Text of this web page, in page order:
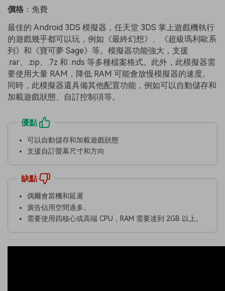
價格 ：免費
最佳的 Android 3DS 模擬器，任天堂 3DS 掌上遊戲機執行
的遊戲幾乎都可以玩，例如《最終幻想》、《超級瑪利歐系
列》和《寶可夢 Sage》等。模擬器功能強大，支援
.rar、.zip、.7z 和 .nds 等多種檔案格式。此外，此模擬器需
要使用大量 RAM，降低 RAM 可能會放慢模擬器的速度。
同時，此模擬器還具備其他配置功能，例如可以自動儲存和
加載遊戲狀態、自訂控制項等。
優點
可以自動儲存和加載遊戲狀態
支援自訂螢幕尺寸和方向
缺點
偶爾會當機和延遲
廣告佔用空間過多。
需要使用四核心或高端 CPU，RAM 需要達到 2GB 以上。